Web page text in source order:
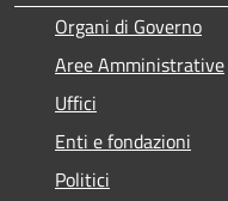
Organi di Governo
Aree Amministrative
Uffici
Enti e fondazioni
Politici